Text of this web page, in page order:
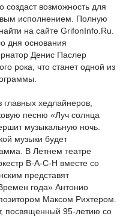
создаст возможность для
исполнением. Полную
на сайте GrifonInfo.Ru.
дня основания
Денис Паслер
рока, что станет одной из
хедлайнеров,
песню «Луч солнца
музыкальную ночь.
музыки будет
В Летнем театре
B-A-C-H вместе со
представят
года» Антонио
Максом Рихтером.
посвященный 95-летию со